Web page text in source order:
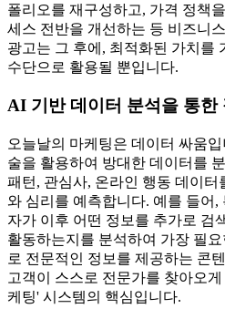
폴리오를 재구성하고, 가격 정책
세스 전반을 개선하는 등 비즈니
광고는 그 후에, 최적화된 가치를
수단으로 활용될 뿐입니다.
AI 기반 데이터 분석을 통한
오늘날의 마케팅은 데이터 싸움입
술을 활용하여 방대한 데이터를
패턴, 관심사, 온라인 행동 데이터
와 심리를 예측합니다. 예를 들어,
자가 이후 어떤 정보를 추가로 검
활동하는지를 분석하여 가장 필
로 전문적인 정보를 제공하는 콘
고객이 스스로 전문가를 찾아오
케팅' 시스템의 핵심입니다.